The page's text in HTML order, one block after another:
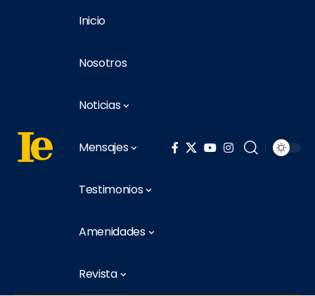
Inicio
Nosotros
Noticias
Mensajes
Testimonios
Amenidades
Revista